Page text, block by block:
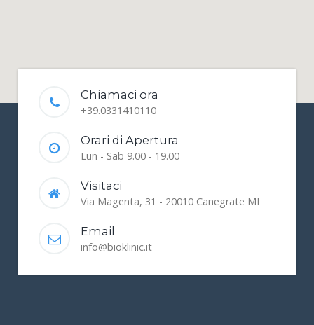
Chiamaci ora
+39.0331410110
Orari di Apertura
Lun - Sab 9.00 - 19.00
Visitaci
Via Magenta, 31 - 20010 Canegrate MI
Email
info@bioklinic.it